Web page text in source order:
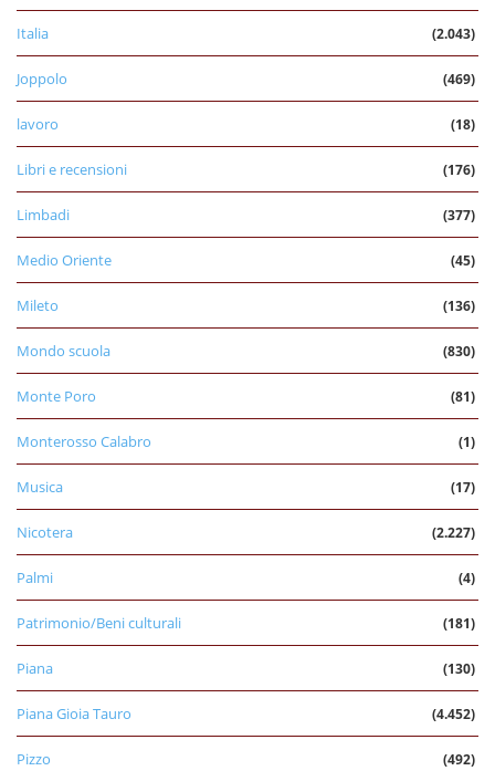
Italia (2.043)
Joppolo (469)
lavoro (18)
Libri e recensioni (176)
Limbadi (377)
Medio Oriente (45)
Mileto (136)
Mondo scuola (830)
Monte Poro (81)
Monterosso Calabro (1)
Musica (17)
Nicotera (2.227)
Palmi (4)
Patrimonio/Beni culturali (181)
Piana (130)
Piana Gioia Tauro (4.452)
Pizzo (492)